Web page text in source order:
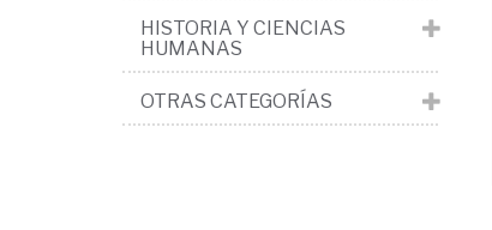
HISTORIA Y CIENCIAS
HUMANAS
OTRAS CATEGORÍAS